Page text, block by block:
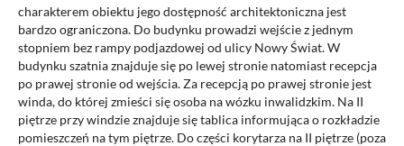
charakterem obiektu jego dostępność architektoniczna jest
bardzo ograniczona. Do budynku prowadzi wejście z jednym
stopniem bez rampy podjazdowej od ulicy Nowy Świat. W
budynku szatnia znajduje się po lewej stronie natomiast recepcja
po prawej stronie od wejścia. Za recepcją po prawej stronie jest
winda, do której zmieści się osoba na wózku inwalidzkim. Na II
piętrze przy windzie znajduje się tablica informująca o rozkładzie
pomieszczeń na tym piętrze. Do części korytarza na II piętrze (poza